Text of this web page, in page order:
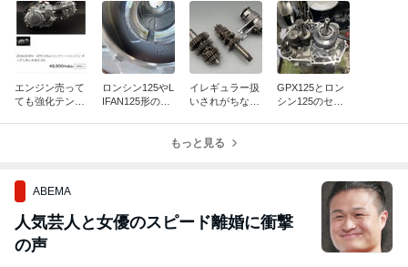
エンジン売って
ても強化テンシ
ロンシン125やL
IFAN125形のヘ
イレギュラー扱
いされがちなボ
GPX125とロン
シン125のセミ
もっと見る
ABEMA
人気芸人と女優のスピード離婚に衝撃
の声